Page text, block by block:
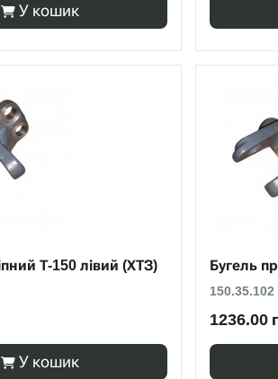
У кошик
Т-150 лівий (ХТЗ)
У кошик
Бугель
150.35.102
1236.00